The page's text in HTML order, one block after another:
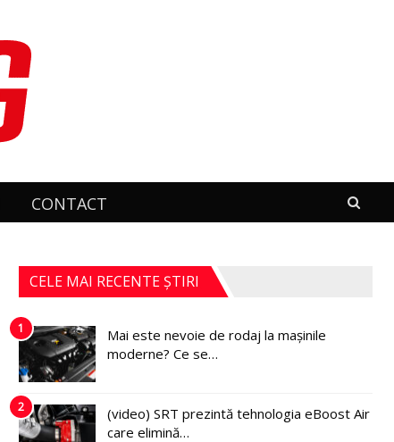
CONTACT
CELE MAI RECENTE ȘTIRI
1
Mai este nevoie de rodaj la mașinile
moderne? Ce se…
2
(video) SRT prezintă tehnologia eBoost Air
care elimină…